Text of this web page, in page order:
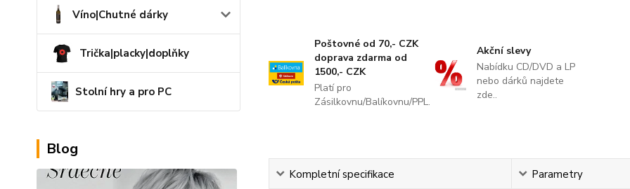
Víno|Chutné dárky
Trička|placky|doplňky
Stolní hry a pro PC
Blog
Poštovné od 70,- CZK
doprava zdarma od
1500,- CZK
Platí pro
Zásilkovnu/Balíkovnu/PPL.
Akční slevy
Nabídku CD/DVD a LP
nebo dárků najdete
zde..
Kompletní specifikace Parametry